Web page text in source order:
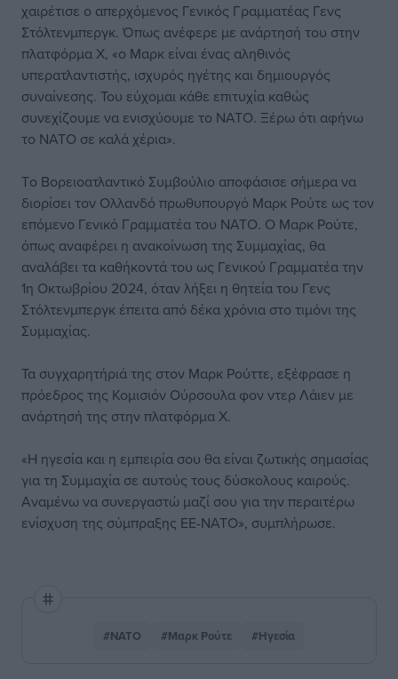
χαιρέτισε ο απερχόμενος Γενικός Γραμματέας Γενς
Στόλτενμπεργκ. Όπως ανέφερε με ανάρτησή του στην
πλατφόρμα Χ, «ο Μαρκ είναι ένας αληθινός
υπερατλαντιστής, ισχυρός ηγέτης και δημιουργός
συναίνεσης. Του εύχομαι κάθε επιτυχία καθώς
συνεχίζουμε να ενισχύουμε το ΝΑΤΟ. Ξέρω ότι αφήνω
το ΝΑΤΟ σε καλά χέρια».
Τo Βορειοατλαντικό Συμβούλιο αποφάσισε σήμερα να
διορίσει τον Ολλανδό πρωθυπουργό Μαρκ Ρούτε ως τον
επόμενο Γενικό Γραμματέα του ΝΑΤΟ. Ο Μαρκ Ρούτε,
όπως αναφέρει η ανακοίνωση της Συμμαχίας, θα
αναλάβει τα καθήκοντά του ως Γενικού Γραμματέα την
1η Οκτωβρίου 2024, όταν λήξει η θητεία του Γενς
Στόλτενμπεργκ έπειτα από δέκα χρόνια στο τιμόνι της
Συμμαχίας.
Τα συγχαρητήριά της στον Μαρκ Ρούττε, εξέφρασε η
πρόεδρος της Κομισιόν Ούρσουλα φον ντερ Λάιεν με
ανάρτησή της στην πλατφόρμα Χ.
«Η ηγεσία και η εμπειρία σου θα είναι ζωτικής σημασίας
για τη Συμμαχία σε αυτούς τους δύσκολους καιρούς.
Αναμένω να συνεργαστώ μαζί σου για την περαιτέρω
ενίσχυση της σύμπραξης ΕΕ-ΝΑΤΟ», συμπλήρωσε.
#ΝΑΤΟ #Μαρκ Ρούτε #Ηγεσία